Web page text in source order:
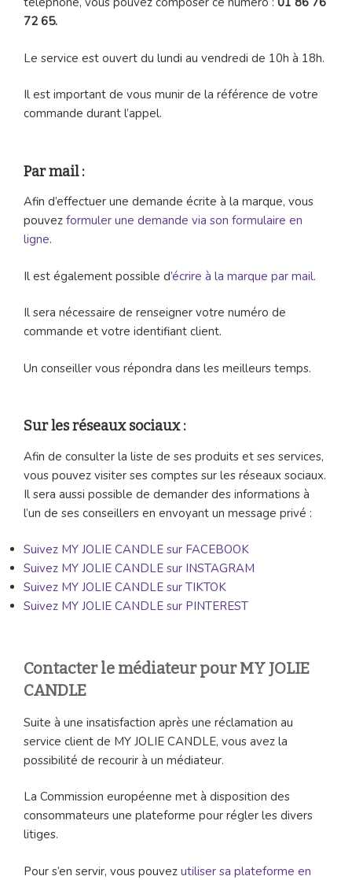
72 65.
Le service est ouvert du lundi au vendredi de 10h à 18h.
Il est important de vous munir de la référence de votre
commande durant l’appel.
Par mail :
Afin d’effectuer une demande écrite à la marque, vous
pouvez formuler une demande via son formulaire en
ligne.
Il est également possible d’écrire à la marque par mail.
Il sera nécessaire de renseigner votre numéro de
commande et votre identifiant client.
Un conseiller vous répondra dans les meilleurs temps.
Sur les réseaux sociaux :
Afin de consulter la liste de ses produits et ses services,
vous pouvez visiter ses comptes sur les réseaux sociaux.
Il sera aussi possible de demander des informations à
l’un de ses conseillers en envoyant un message privé :
Suivez MY JOLIE CANDLE sur FACEBOOK
Suivez MY JOLIE CANDLE sur INSTAGRAM
Suivez MY JOLIE CANDLE sur TIKTOK
Suivez MY JOLIE CANDLE sur PINTEREST
Contacter le médiateur pour MY JOLIE
CANDLE
Suite à une insatisfaction après une réclamation au
service client de MY JOLIE CANDLE, vous avez la
possibilité de recourir à un médiateur.
La Commission européenne met à disposition des
consommateurs une plateforme pour régler les divers
litiges.
Pour s’en servir, vous pouvez utiliser sa plateforme en